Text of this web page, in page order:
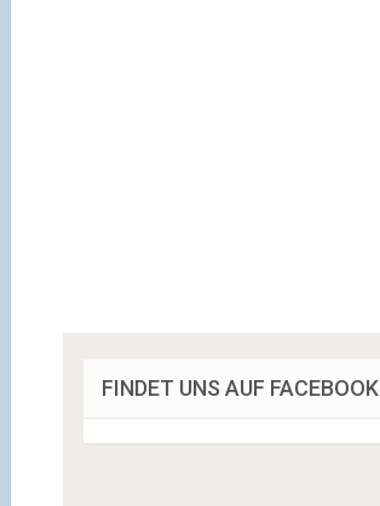
FINDET UNS AUF FACEBOOK